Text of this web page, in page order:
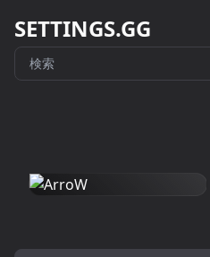
SETTINGS.GG